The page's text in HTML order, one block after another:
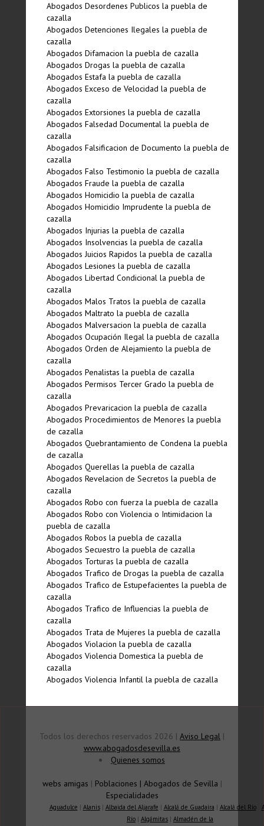
Abogados Desordenes Publicos la puebla de
cazalla
Abogados Detenciones Ilegales la puebla de
cazalla
Abogados Difamacion la puebla de cazalla
Abogados Drogas la puebla de cazalla
Abogados Estafa la puebla de cazalla
Abogados Exceso de Velocidad la puebla de
cazalla
Abogados Extorsiones la puebla de cazalla
Abogados Falsedad Documental la puebla de
cazalla
Abogados Falsificacion de Documento la puebla de
cazalla
Abogados Falso Testimonio la puebla de cazalla
Abogados Fraude la puebla de cazalla
Abogados Homicidio la puebla de cazalla
Abogados Homicidio Imprudente la puebla de
cazalla
Abogados Injurias la puebla de cazalla
Abogados Insolvencias la puebla de cazalla
Abogados Juicios Rapidos la puebla de cazalla
Abogados Lesiones la puebla de cazalla
Abogados Libertad Condicional la puebla de
cazalla
Abogados Malos Tratos la puebla de cazalla
Abogados Maltrato la puebla de cazalla
Abogados Malversacion la puebla de cazalla
Abogados Ocupación Ilegal la puebla de cazalla
Abogados Orden de Alejamiento la puebla de
cazalla
Abogados Penalistas la puebla de cazalla
Abogados Permisos Tercer Grado la puebla de
cazalla
Abogados Prevaricacion la puebla de cazalla
Abogados Procedimientos de Menores la puebla
de cazalla
Abogados Quebrantamiento de Condena la puebla
de cazalla
Abogados Querellas la puebla de cazalla
Abogados Revelacion de Secretos la puebla de
cazalla
Abogados Robo con fuerza la puebla de cazalla
Abogados Robo con Violencia o Intimidacion la
puebla de cazalla
Abogados Robos la puebla de cazalla
Abogados Secuestro la puebla de cazalla
Abogados Torturas la puebla de cazalla
Abogados Trafico de Drogas la puebla de cazalla
Abogados Trafico de Estupefacientes la puebla de
cazalla
Abogados Trafico de Influencias la puebla de
cazalla
Abogados Trata de Mujeres la puebla de cazalla
Abogados Violacion la puebla de cazalla
Abogados Violencia Domestica la puebla de
cazalla
Abogados Violencia Infantil la puebla de cazalla
Todos los derechos reservados 2026 | Aviso Legal |
www.abogadosdesevilla.es
Quienes somos
webs amigas | Poblaciones | Abogados de Sevilla |
Especialidades
Aguadulce | Alanis| Albaida del Aljarafe | Alcalá de Guadaíra | Alcalá del Río|
Río | Algámitas | Almadén de la